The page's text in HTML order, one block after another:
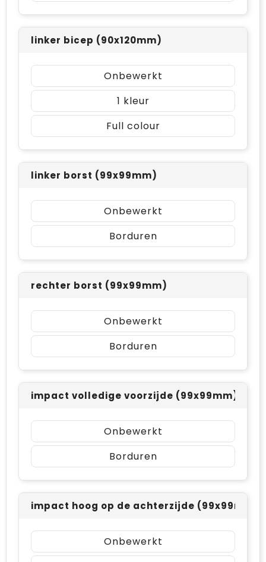
linker bicep (90x120mm)
Onbewerkt
1
Full colour
linker borst (99x99mm)
Onbewerkt
Borduren
rechter borst (99x99mm)
Onbewerkt
Borduren
impact volledige voorzijde (99x99mm)
Onbewerkt
Borduren
impact hoog op de achterzijde (99x99mm)
Onbewerkt